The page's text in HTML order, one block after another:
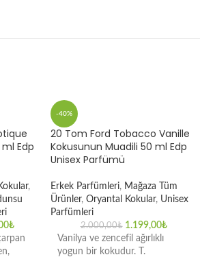
Edp
,
₺
-40%
20 Tom Ford Tobacco Vanille
Kokusunun Muadili 50 ml Edp
Unisex Parfümü
Erkek Parfümleri, Mağaza Tüm
Ürünler, Oryantal Kokular, Unisex
Parfümleri
2.000,00₺ 1.199,00₺
Vanilya ve zencefil ağırlıklı
yogun bir kokudur. T.